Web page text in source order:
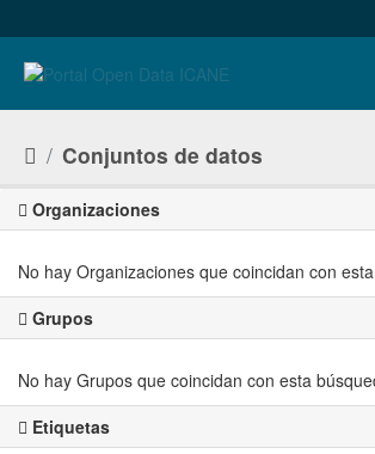
Conjuntos de datos
Organizaciones
No hay Organizaciones que coincidan con
Grupos
No hay Grupos que coincidan con esta
Etiquetas